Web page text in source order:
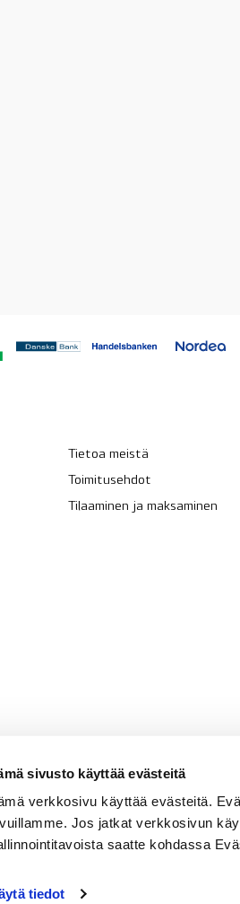
sivusto käyttää evästeitä
verkkosivu käyttää evästeitä.
Jos jatkat verkkosivun
saatte kohdassa
tiedot
Tietoa meistä
Toimitusehdot
Tilaaminen ja maksaminen